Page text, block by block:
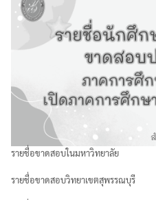
ข้อบังคับ ประกาศ
ข้อมูลจำนวนนักศึกษา
คลังหน่วยกิต (Credit
คู่มือหลักสูตร
บุคลากรสำนักส่งเสริมวิชา
ประกาศจาก อว. และคุรุสภา
Search
for:
รายชื่อขาดสอบในมหาวิทยาลัย
รายชื่อขาดสอบวิทยาเขตสุพรรณบุรี